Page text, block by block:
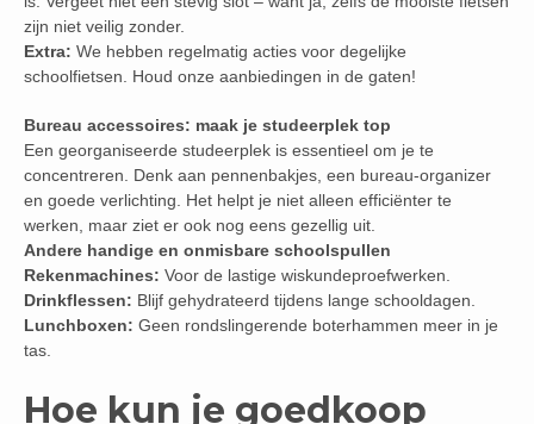
zijn niet veilig zonder.
Extra: We hebben regelmatig acties voor degelijke
schoolfietsen. Houd onze aanbiedingen in de gaten!
Bureau accessoires: maak je studeerplek top
Een georganiseerde studeerplek is essentieel om je te
concentreren. Denk aan pennenbakjes, een bureau-organizer
en goede verlichting. Het helpt je niet alleen efficiënter te
werken, maar ziet er ook nog eens gezellig uit.
Andere handige en onmisbare schoolspullen
Rekenmachines: Voor de lastige wiskundeproefwerken.
Drinkflessen: Blijf gehydrateerd tijdens lange schooldagen.
Lunchboxen: Geen rondslingerende boterhammen meer in je
tas.
Hoe kun je goedkoop